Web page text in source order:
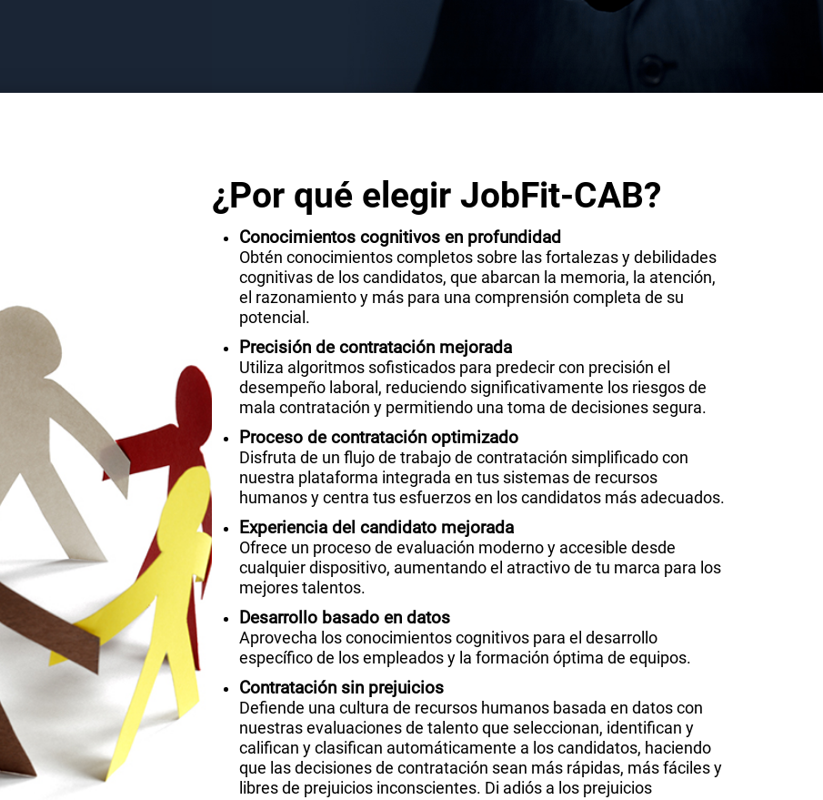
¿Por qué elegir JobFit-CAB?
Conocimientos cognitivos en profundidad
Obtén conocimientos completos sobre las fortalezas y debilidades
cognitivas de los candidatos, que abarcan la memoria, la atención,
el razonamiento y más para una comprensión completa de su
potencial.
Precisión de contratación mejorada
Utiliza algoritmos sofisticados para predecir con precisión el
desempeño laboral, reduciendo significativamente los riesgos de
mala contratación y permitiendo una toma de decisiones segura.
Proceso de contratación optimizado
Disfruta de un flujo de trabajo de contratación simplificado con
nuestra plataforma integrada en tus sistemas de recursos
humanos y centra tus esfuerzos en los candidatos más adecuados.
Experiencia del candidato mejorada
Ofrece un proceso de evaluación moderno y accesible desde
cualquier dispositivo, aumentando el atractivo de tu marca para los
mejores talentos.
Desarrollo basado en datos
Aprovecha los conocimientos cognitivos para el desarrollo
específico de los empleados y la formación óptima de equipos.
Contratación sin prejuicios
Defiende una cultura de recursos humanos basada en datos con
nuestras evaluaciones de talento que seleccionan, identifican y
califican y clasifican automáticamente a los candidatos, haciendo
que las decisiones de contratación sean más rápidas, más fáciles y
libres de prejuicios inconscientes. Di adiós a los prejuicios